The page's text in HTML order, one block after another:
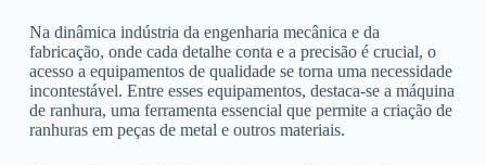
d
o
Na dinâmica indústria da engenharia mecânica e da
fabricação, onde cada detalhe conta e a precisão é crucial, o
acesso a equipamentos de qualidade se torna uma necessidade
incontestável. Entre esses equipamentos, destaca-se a máquina
de ranhura, uma ferramenta essencial que permite a criação de
ranhuras em peças de metal e outros materiais.